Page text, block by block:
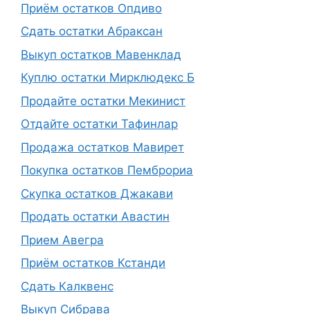
Приём остатков Опдиво
Сдать остатки Абраксан
Выкуп остатков Мавенклад
Куплю остатки Мирклюдекс Б
Продайте остатки Мекинист
Отдайте остатки Тафинлар
Продажа остатков Мавирет
Покупка остатков Пемброриа
Скупка остатков Джакави
Продать остатки Авастин
Прием Авегра
Приём остатков Кстанди
Сдать Калквенс
Выкуп Сибрава